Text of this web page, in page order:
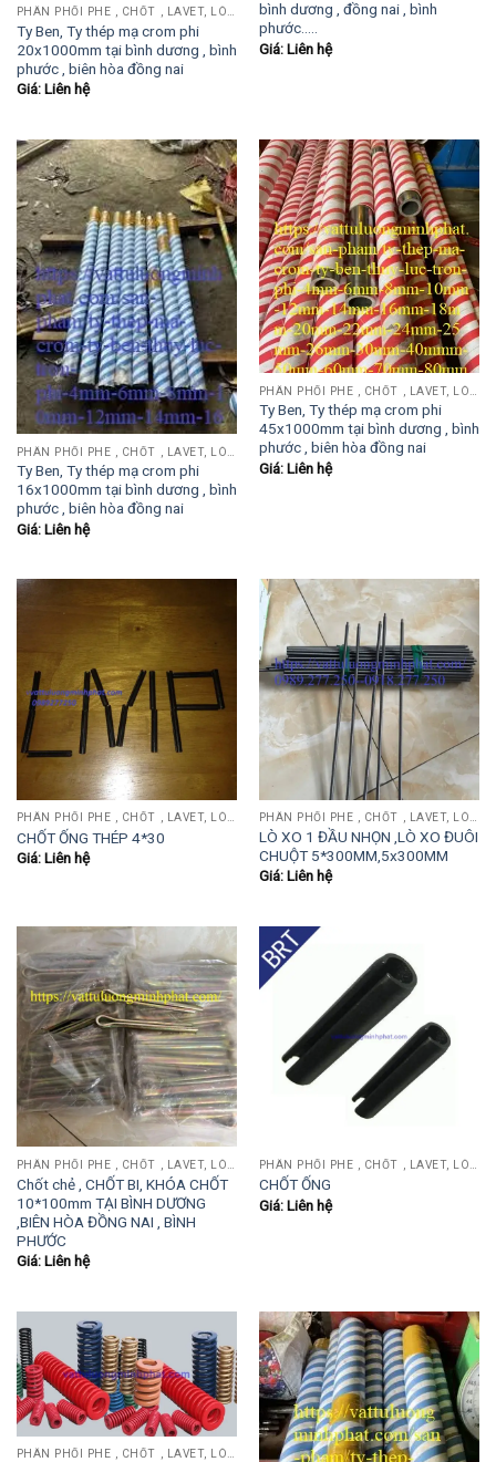
PHÂN PHỐI PHE , CHỐT , LAVET, LÒ XO ĐẨY , LÒ XO KÉO, TY ĐẨY...
Ty Ben, Ty thép mạ crom phi
20x1000mm tại bình dương , bình
phước , biên hòa đồng nai
Giá: Liên hệ
bình dương , đồng nai , bình
phước…..
Giá: Liên hệ
Ty Ben, Ty thép mạ crom phi
16x1000mm tại bình dương , bình
phước , biên hòa đồng nai
Giá: Liên hệ
Ty Ben, Ty thép mạ crom phi
45x1000mm tại bình dương , bình
phước , biên hòa đồng nai
Giá: Liên hệ
PHÂN PHỐI PHE , CHỐT , LAVET, LÒ XO ĐẨY , LÒ XO KÉO, TY ĐẨY...
CHỐT ỐNG THÉP 4*30
Giá: Liên hệ
PHÂN PHỐI PHE , CHỐT , LAVET, LÒ XO ĐẨY , LÒ XO KÉO, TY ĐẨY...
LÒ XO 1 ĐẦU NHỌN ,LÒ XO ĐUÔI
CHUỘT 5*300MM,5x300MM
Giá: Liên hệ
Chốt chẻ , CHỐT BI, KHÓA CHỐT
10*100mm TẠI BÌNH DƯƠNG
,BIÊN HÒA ĐỒNG NAI , BÌNH
PHƯỚC
Giá: Liên hệ
CHỐT ỐNG
Giá: Liên hệ
PHÂN PHỐI PHE , CHỐT , LAVET, LÒ XO ĐẨY , LÒ XO KÉO, TY ĐẨY...